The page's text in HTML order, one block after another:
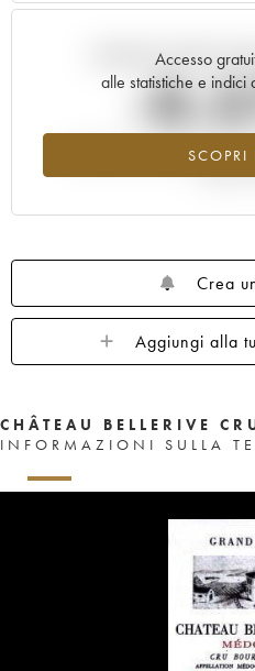
Accesso
alle statistiche e
SCOPRI
Andamento della
-
Tendenza al ribasso per il
Crea
Aggiungi alla
CHÂTEAU BELLERIVE
INFORMAZIONI SULLA